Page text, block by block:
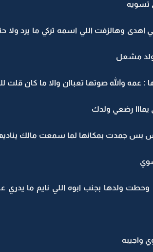
تسويه
وهالزفت اللي اسمه تركي ما يرد ولا
ولد مشعل
والله صوتها تعباان والا ما كان قلت
يمااا رضعي ولدك
جمدت بمكانها لما سمعت مالك
ولدها بجنب ابوه اللي نايم ما يدري
واجيبه